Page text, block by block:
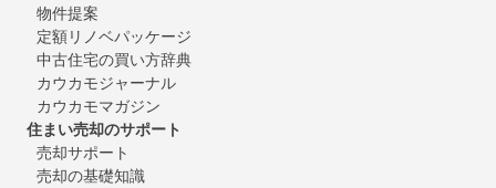
物件提案
定額リノベパッケージ
中古住宅の買い方辞典
カウカモジャーナル
カウカモマガジン
住まい売却のサポート
売却サポート
売却の基礎知識